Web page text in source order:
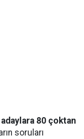
adaylara 80 çoktan
soruları